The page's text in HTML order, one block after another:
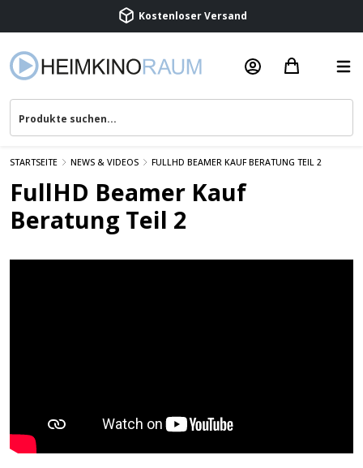
Kostenloser Versand
Beratung & Service
STARTSEITE NEWS & VIDEOS FULLHD BEAMER KAUF BERATUNG TEIL 2
FullHD Beamer Kauf
Beratung Teil 2